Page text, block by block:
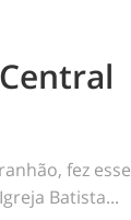
fez esse
Batista...